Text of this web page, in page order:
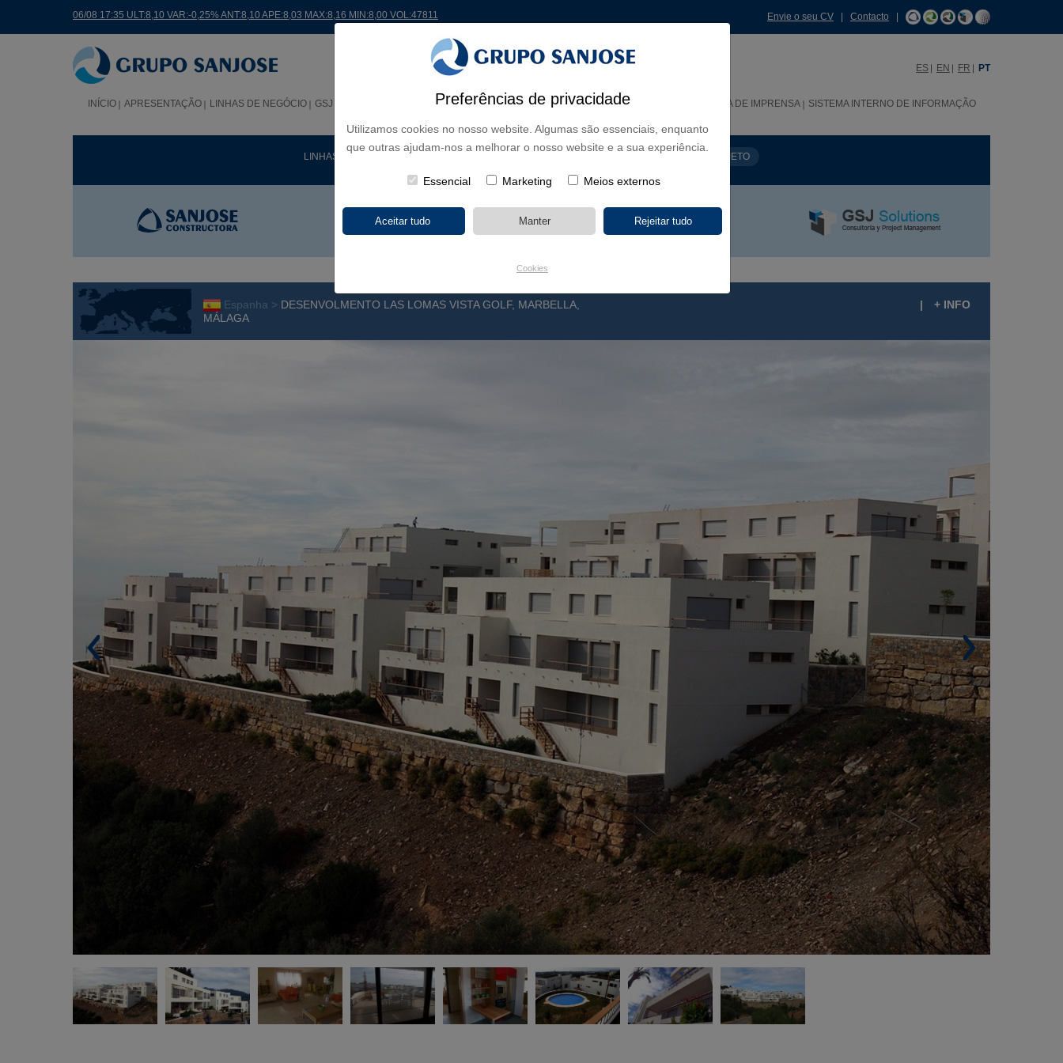
Preferências de privacidade
Utilizamos cookies no nosso website. Algumas são essenciais, enquanto
que outras ajudam-nos a melhorar o nosso website e a sua experiência.
Essencial Marketing Meios externos
Cookies
06/08 17:35 ULT:8,10 VAR:-0,25% ANT:8,10 APE:8,03 MAX:8,16 MIN:8,00 VOL:47811 Envie o seu CV Contacto
ES EN FR PT
INÍCIO APRESENTAÇÃO LINHAS DE NEGÓCIO GSJ NO MUNDO PROJETOS ACIONISTAS E INVESTIDORES INOVAÇÃO SALA DE IMPRENSA SISTEMA INTERNO DE INFORMAÇÃO
LINHAS DE NEGÓCIO NOME DO PROJETO
Espanha > DESENVOLMENTO LAS LOMAS VISTA GOLF, MARBELLA,
MÁLAGA
| + INFO
> Arquitectura. Manuel de las Casas Gómez